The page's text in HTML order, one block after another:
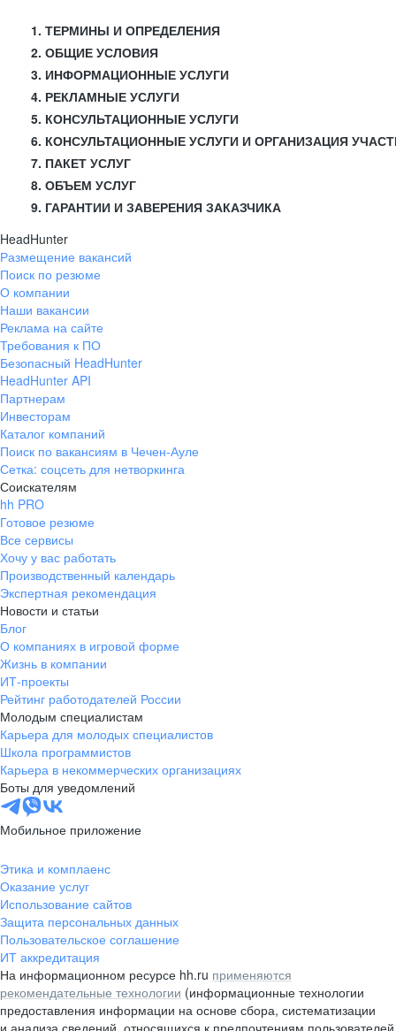
1. ТЕРМИНЫ И ОПРЕДЕЛЕНИЯ
2. ОБЩИЕ УСЛОВИЯ
3. ИНФОРМАЦИОННЫЕ УСЛУГИ
4. РЕКЛАМНЫЕ УСЛУГИ
5. КОНСУЛЬТАЦИОННЫЕ УСЛУГИ
6. КОНСУЛЬТАЦИОННЫЕ УСЛУГИ И ОРГАНИЗАЦИЯ
7. ПАКЕТ УСЛУГ
8. ОБЪЕМ УСЛУГ
9. ГАРАНТИИ И ЗАВЕРЕНИЯ ЗАКАЗЧИКА
HeadHunter
Размещение вакансий
Поиск по резюме
О компании
Наши вакансии
Реклама на сайте
Требования к ПО
Безопасный HeadHunter
HeadHunter API
Партнерам
Инвесторам
Каталог компаний
Поиск по вакансиям в Чечен-Ауле
Сетка: соцсеть для нетворкинга
Соискателям
hh PRO
Готовое резюме
Все сервисы
Хочу у вас работать
Производственный календарь
Экспертная рекомендация
Новости и статьи
Блог
О компаниях в игровой форме
Жизнь в компании
ИТ-проекты
Рейтинг работодателей России
Молодым специалистам
Карьера для молодых специалистов
Школа программистов
Карьера в некоммерческих организациях
Боты для уведомлений
Мобильное приложение
Этика и комплаенс
Оказание услуг
Использование сайтов
Защита персональных данных
Пользовательское соглашение
ИТ аккредитация
На информационном ресурсе hh.ru применяются
рекомендательные технологии (информационные технологии
предоставления информации на основе сбора, систематизации
и анализа сведений, относящихся к предпочтениям пользователей